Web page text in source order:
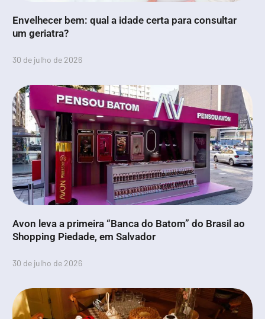
Envelhecer bem: qual a idade certa para consultar
um geriatra?
30 de julho de 2026
Avon leva a primeira “Banca do Batom” do Brasil ao
Shopping Piedade, em Salvador
30 de julho de 2026